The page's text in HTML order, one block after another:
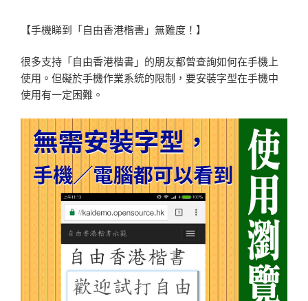
【手機睇到「自由香港楷書」無難度！】
很多支持「自由香港楷書」的朋友都曾查詢如何在手機上
使用。但礙於手機作業系統的限制，要安裝字型在手機中
使用有一定困難。